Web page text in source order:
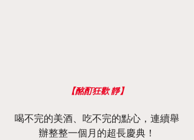
【酩酊狂歡 靜】
喝不完的美酒、吃不完的點心，連續舉
辦整整一個月的超長慶典！